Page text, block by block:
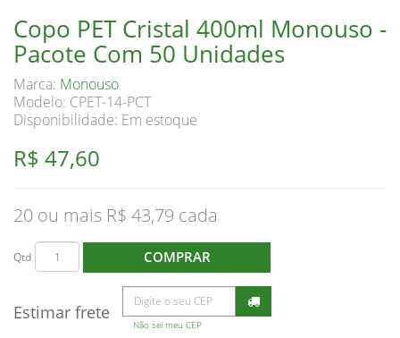
Copo PET Cristal 400ml Monouso -
Pacote Com 50 Unidades
Marca: Monouso
Modelo: CPET-14-PCT
Disponibilidade: Em estoque
R$ 47,60
20 ou mais R$ 43,79
Qtd COMPRAR
Estimar frete
Não sei meu CEP